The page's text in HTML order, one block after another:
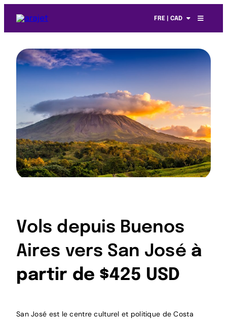
FRE | CAD
Vols depuis Buenos
Aires vers San José à
partir de $425 USD
San José est le centre culturel et politique de Costa